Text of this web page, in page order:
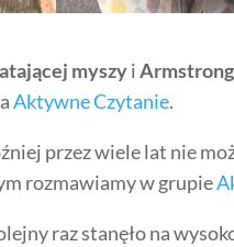
myszyi
Aktywne Czytanie.
przez wiele lat nie
rozmawiamy w grupie
raz stanęło na